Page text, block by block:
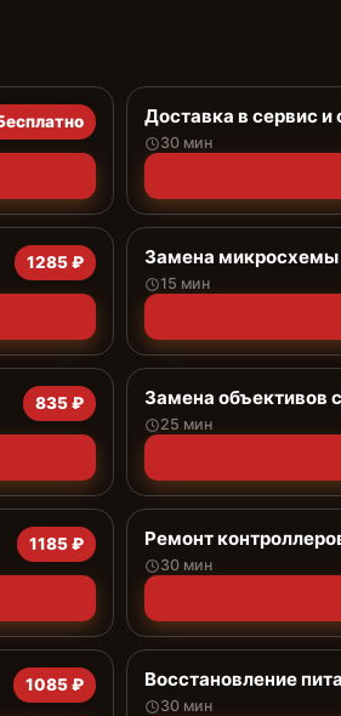
Доставка в сервис и
30 мин
1285 ₽ Замена микросхемы
15 мин
835 ₽ Замена объективов
25 мин
1185 ₽ Ремонт
30 мин
1085 ₽ Восстановление
30 мин